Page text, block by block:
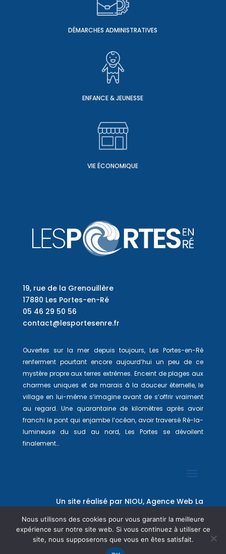
DÉMARCHES ADMINISTRATIVES
ENFANCE & JEUNESSE
VIE ÉCONOMIQUE
19, rue de la Grenouillère
17880 Les Portes-en-Ré
05 46 29 50 56
contact@lesportesenre.fr
Ouvertes sur la mer depuis toujours, Les Portes-en-Ré
renferment pourtant encore aujourd’hui un peu de ce
mystère propre aux terres extrêmes. Enceint de plages aux
charmes uniques et de marais à la douceur éternelle, le
village en lui-même s’imagine avant de s’offrir vraiment
au regard. Une quarantaine de kilomètres après avoir
franchi le pont qui enjambe l’océan, avoir traversé Ré-la-
lumineuse du sud au nord, Les Portes se dévoilent
finalement…
Un site réalisé par NIOU, Agence Web La
Nous utilisons des cookies pour vous garantir la meilleure
expérience sur notre site web. Si vous continuez à utiliser ce
site, nous supposerons que vous en êtes satisfait.